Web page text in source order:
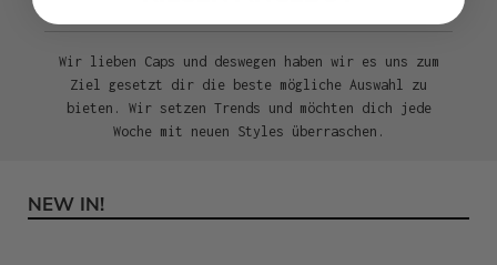
Wir lieben Caps und deswegen haben wir es uns zum
Ziel gesetzt dir die beste mögliche Auswahl zu
bieten. Wir setzen Trends und möchten dich jede
Woche mit neuen Styles überraschen.
Produktgalerie überspringen
NEW IN!